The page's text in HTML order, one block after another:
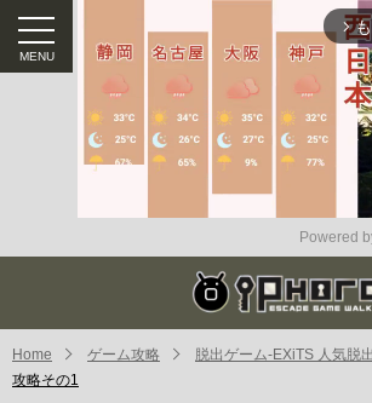
arrow_forward_ios
Powered
Home ゲーム攻略
脱出ゲーム-EXiTS 人気脱
攻略その1